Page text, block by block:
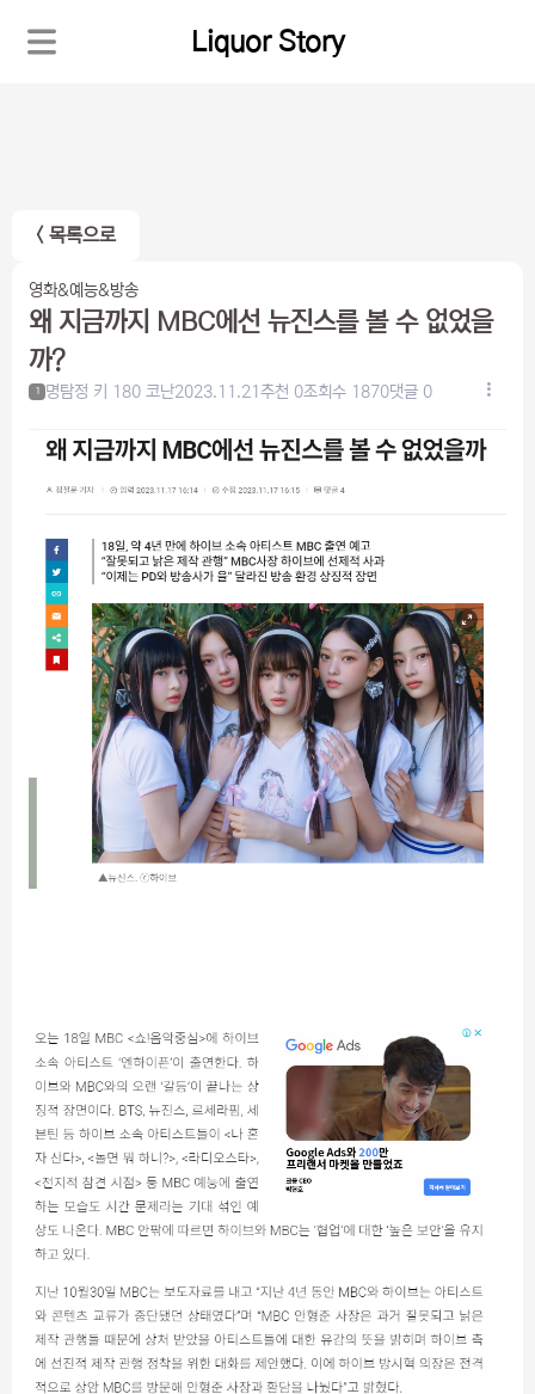
Liquor Story
< 목록으로
영화&예능&방송
왜 지금까지 MBC에선 뉴진스를 볼 수 없었을
까?
1 명탐정 키 180 코난2023.11.21추천 0조회수 1870댓글 0